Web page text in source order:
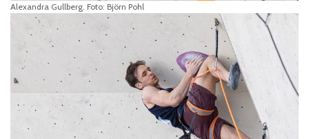
Alexandra Gullberg. Foto: Björn Pohl